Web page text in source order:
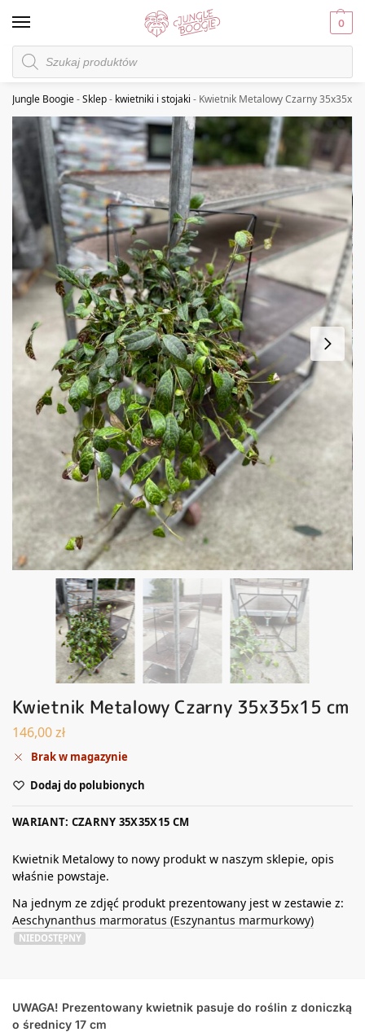
0
Jungle Boogie-Sklep- kwietniki i stojaki - Kwietnik Metalowy Czarny
Kwietnik Metalowy Czarny 35x35x15 cm
146,00zł
Brak w magazynie
Dodaj do polubionych
WARIANT: CZARNY 35X35X15 CM
Kwietnik Metalowy to nowy produkt w naszym sklepie, opis
właśnie powstaje.
Na jednym ze zdjęć produkt prezentowany jest w zestawie z:
Aeschynanthus marmoratus (Eszynantus marmurkowy)
NIEDOSTĘPNY
UWAGA! Prezentowany kwietnik pasuje do roślin z doniczką
o średnicy 17 cm